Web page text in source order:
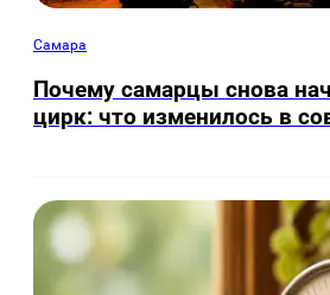
Самара
Почему самарцы снова
цирк: что изменилось в